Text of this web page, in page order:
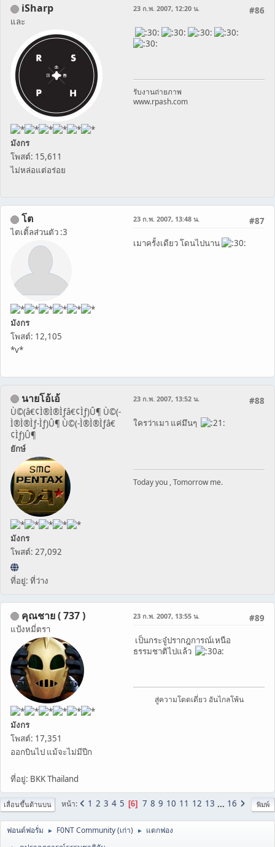
iSharp
และ
มังกร
โพสต์: 15,611
ไม่หล่อแต่อร่อย
#86
23 ก.พ. 2007, 12:20 น.
รับงานถ่ายภาพ
www.rpash.com
โต
ไตเติ้ลส่วนตัว :3
มังกร
โพสต์: 12,105
*v*
#87
23 ก.พ. 2007, 13:48 น.
เมาครั้งเดียว โดนไปนาน
นายโอ้เอ้
Ù©(â€¢Ì®Ì®Ìƒâ€¢Ìƒ)Û¶ Ù©(-
Ì®Ì®Ìƒ-Ìƒ)Û¶ Ù©(-Ì®Ì®Ìƒâ€
¢Ìƒ)Û¶
ยักษ์
มังกร
โพสต์: 27,092
ที่อยู่: ที่ว่าง
#88
23 ก.พ. 2007, 13:52 น.
ใครว่าเมา แค่มึนๆ
Today you , Tomorrow me.
คุณชาย ( 737 )
แป้งหมี่ตรา
มังกร
โพสต์: 17,351
ออกบินไป แม้จะไม่มีปีก
ที่อยู่: BKK Thailand
#89
23 ก.พ. 2007, 13:55 น.
เป็นกระจู๋ปรากฎการณ์เหนือ
ธรรมชาติไปแล้ว
สู่ความโดดเดี่ยว อันไกลโพ้น
พิมพ์
เลื่อนขึ้นด้านบน หน้า 1 2 3 4 5 6 7 8 9 10 11 12 13 ... 16
ฟอนต์ฟอรั่ม ► F0NT Community (เก่า) ► แตกฟอง